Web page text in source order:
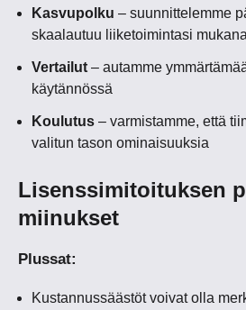
Kasvupolku – suunnittelemme
skaalautuu liiketoimintasi mukana
Vertailut – autamme
käytännössä
Koulutus – varmistamme, että
valitun tason ominaisuuksia
Lisenssimitoituksen
miinukset
Plussat:
Kustannussäästöt voivat olla